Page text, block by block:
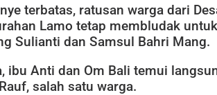
terbatas, ratusan warga dari
Lamo tetap membludak untuk
Sulianti dan Samsul Bahri Mang.
ibu Anti dan Om Bali temui
salah satu warga.